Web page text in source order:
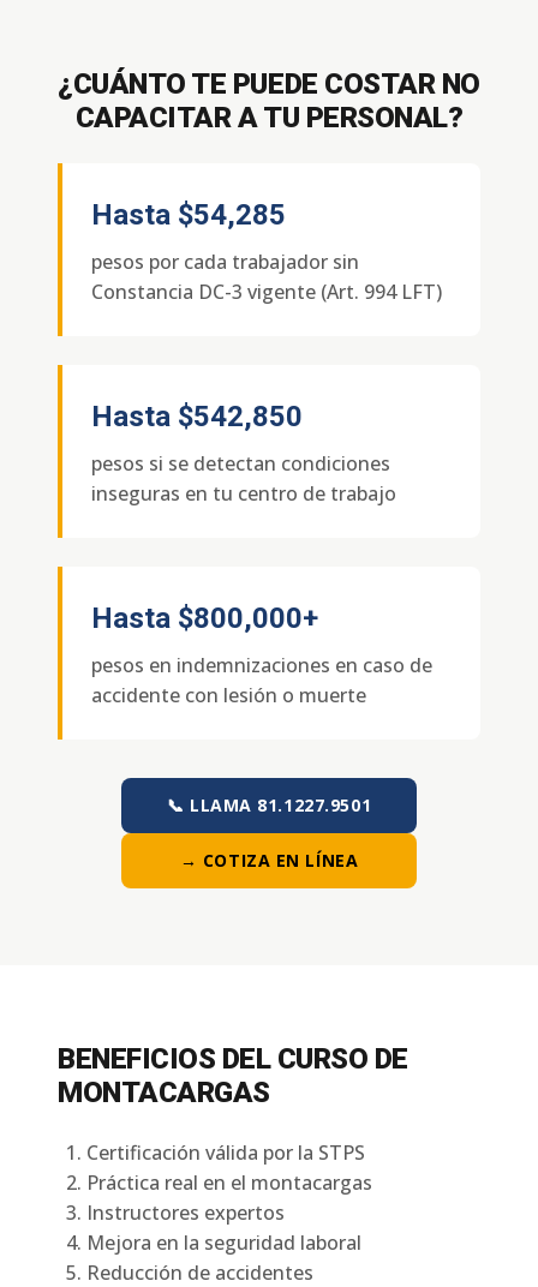
¿CUÁNTO TE PUEDE COSTAR NO
CAPACITAR A TU PERSONAL?
Hasta $54,285
pesos por cada trabajador sin
Constancia DC-3 vigente (Art. 994 LFT)
Hasta $542,850
pesos si se detectan condiciones
inseguras en tu centro de trabajo
Hasta $800,000+
pesos en indemnizaciones en caso de
accidente con lesión o muerte
📞 LLAMA 81.1227.9501
→ COTIZA EN LÍNEA
BENEFICIOS DEL CURSO DE
MONTACARGAS
Certificación válida por la STPS
Práctica real en el montacargas
Instructores expertos
Mejora en la seguridad laboral
Reducción de accidentes